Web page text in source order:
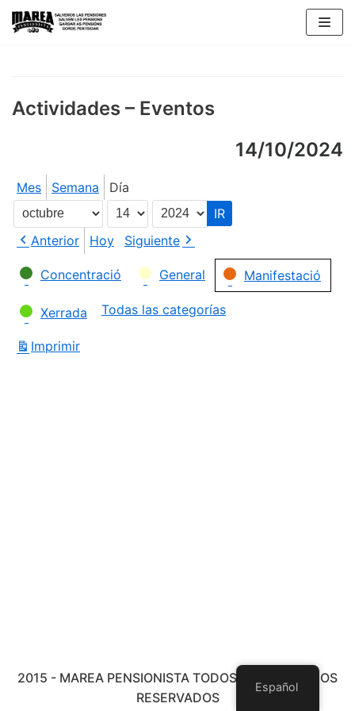
Saltar
Actividades – Eventos
14/10/2024
Mes Semana Día
Mes
Día
Año
Anterior
Hoy
Siguiente
Categorías
Concentració General Manifestació
Xerrada Todas las categorías
Imprimir
2015 - MAREA PENSIONISTA TODOS LOS DERECHOS
RESERVADOS
Español